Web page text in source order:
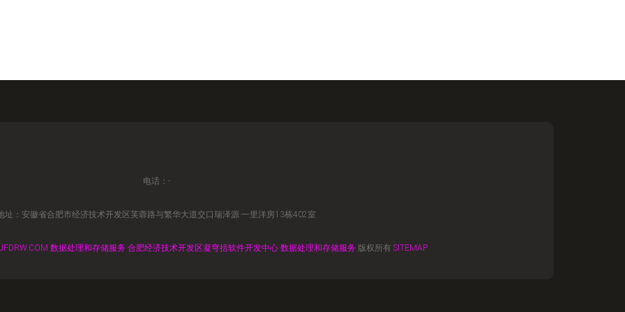
电话：-
址：安徽省合肥市经济技术开发区芙蓉路与繁华大道交口瑞泽源·一里洋房13栋402室
数据处理和存储服务 合肥经济技术开发区凝穹括软件开发中心 数据处理和存储服务 版权所有 SITEMAP